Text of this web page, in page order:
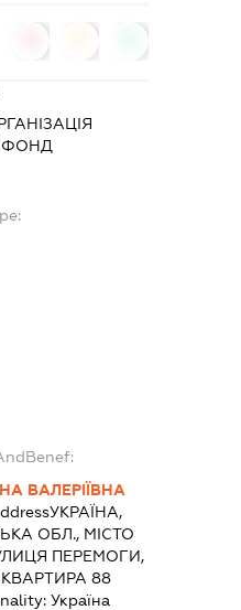
ФОНД
ВАЛЕРІЇВНА
УКРАЇНА,
ОБЛ., МІСТО
ПЕРЕМОГИ,
88
Україна